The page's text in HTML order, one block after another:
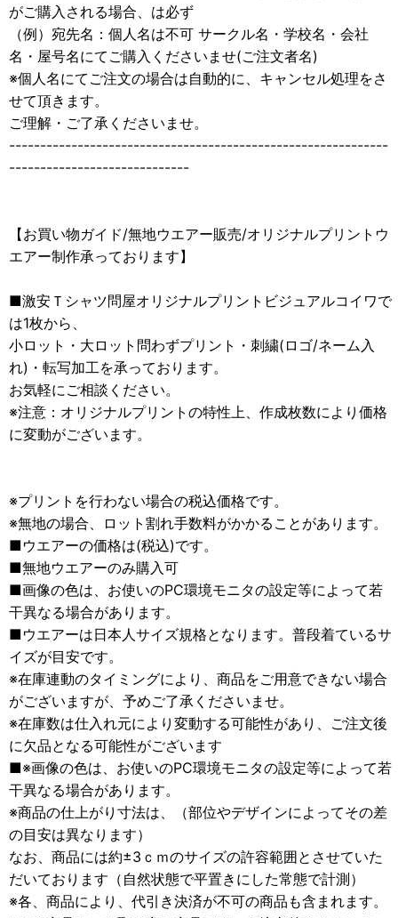
がご購入される場合、は必ず
（例）宛先名：個人名は不可 サークル名・学校名・会社
名・屋号名にてご購入くださいませ(ご注文者名)
※個人名にてご注文の場合は自動的に、キャンセル処理をさ
せて頂きます。
ご理解・ご了承くださいませ。
-------------------------------------------------------------
-----------------------------
【お買い物ガイド/無地ウエアー販売/オリジナルプリントウ
エアー制作承っております】
■激安Ｔシャツ問屋オリジナルプリントビジュアルコイワで
は1枚から、
小ロット・大ロット問わずプリント・刺繍(ロゴ/ネーム入
れ)・転写加工を承っております。
お気軽にご相談ください。
※注意：オリジナルプリントの特性上、作成枚数により価格
に変動がございます。
※プリントを行わない場合の税込価格です。
※無地の場合、ロット割れ手数料がかかることがあります。
■ウエアーの価格は(税込)です。
■無地ウエアーのみ購入可
■画像の色は、お使いのPC環境モニタの設定等によって若
干異なる場合があります。
■ウエアーは日本人サイズ規格となります。普段着ているサ
イズが目安です。
※在庫連動のタイミングにより、商品をご用意できない場合
がございますが、予めご了承くださいませ。
※在庫数は仕入れ元により変動する可能性があり、ご注文後
に欠品となる可能性がございます
■※画像の色は、お使いのPC環境モニタの設定等によって若
干異なる場合があります。
※商品の仕上がり寸法は、（部位やデザインによってその差
の目安は異なります）
なお、商品には約±3ｃｍのサイズの許容範囲とさせていた
だいております（自然状態で平置きにした常態で計測）
※各、商品により、代引き決済が不可の商品も含まれます。